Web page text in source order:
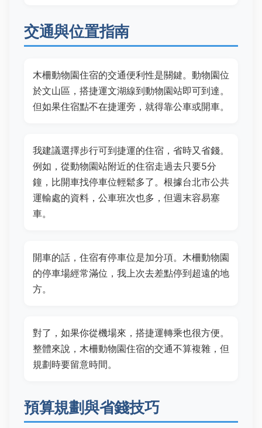
交通與位置指南
木柵動物園住宿的交通便利性是關鍵。動物園位
於文山區，搭捷運文湖線到動物園站即可到達。
但如果住宿點不在捷運旁，就得靠公車或開車。
我建議選擇步行可到捷運的住宿，省時又省錢。
例如，從動物園站附近的住宿走過去只要5分
鐘，比開車找停車位輕鬆多了。根據台北市公共
運輸處的資料，公車班次也多，但週末容易塞
車。
開車的話，住宿有停車位是加分項。木柵動物園
的停車場經常滿位，我上次去差點停到超遠的地
方。
對了，如果你從機場來，搭捷運轉乘也很方便。
整體來說，木柵動物園住宿的交通不算複雜，但
規劃時要留意時間。
預算規劃與省錢技巧